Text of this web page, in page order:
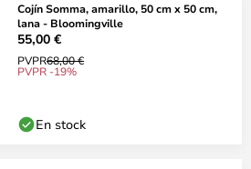
Cojín Somma, amarillo, 50 cm x 50 cm,
lana - Bloomingville
55,00 €
PVPR68,00 €
PVPR -19%
En stock